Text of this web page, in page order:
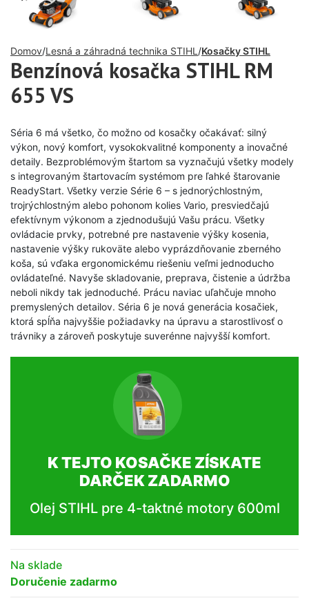
Domov Lesná a záhradná technika STIHL Kosačky STIHL
Benzínová kosačka STIHL RM
655 VS
Séria 6 má všetko, čo možno od kosačky očakávať: silný
výkon, nový komfort, vysokokvalitné komponenty a inovačné
detaily. Bezproblémovým štartom sa vyznačujú všetky modely
s integrovaným štartovacím systémom pre ľahké štarovanie
ReadyStart. Všetky verzie Série 6 – s jednorýchlostným,
trojrýchlostným alebo pohonom kolies Vario, presviedčajú
efektívnym výkonom a zjednodušujú Vašu prácu. Všetky
ovládacie prvky, potrebné pre nastavenie výšky kosenia,
nastavenie výšky rukoväte alebo vyprázdňovanie zberného
koša, sú vďaka ergonomickému riešeniu veľmi jednoducho
ovládateľné. Navyše skladovanie, preprava, čistenie a údržba
neboli nikdy tak jednoduché. Prácu naviac uľahčuje mnoho
premyslených detailov. Séria 6 je nová generácia kosačiek,
ktorá spĺňa najvyššie požiadavky na úpravu a starostlivosť o
trávniky a zároveň poskytuje suverénne najvyšší komfort.
K TEJTO KOSAČKE ZÍSKATE
DARČEK ZADARMO
Olej STIHL pre 4-taktné motory 600ml
Na sklade
Doručenie zadarmo